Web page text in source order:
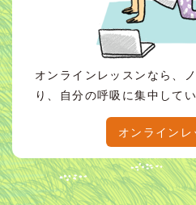
オンラインレッスンなら、
り、自分の呼吸に集中して
オンラインレ